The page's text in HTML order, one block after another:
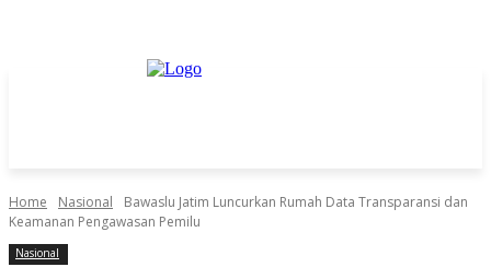
Home Nasional
Bawaslu Jatim Luncurkan Rumah Data Transparansi dan
Keamanan Pengawasan Pemilu
Nasional